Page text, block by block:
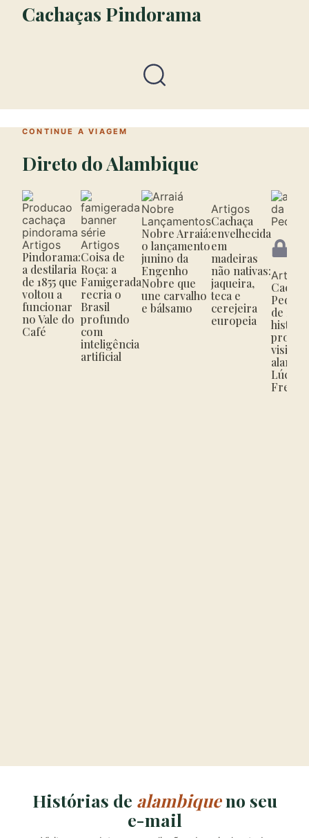
Cachaças Pindorama
CONTINUE A VIAGEM
Direto do Alambique
Artigos
Pindorama:
a destilaria
de 1855 que
voltou a
funcionar
no Vale do
Café
Artigos
Coisa de
Roça: a
Famigerada
recria o
Brasil
profundo
com
inteligência
artificial
Lançamentos
Nobre Arraiá:
o lançamento
junino da
Engenho
Nobre que
une carvalho
e bálsamo
Artigos
Cachaça
envelhecida
em
madeiras
não nativas:
jaqueira,
teca e
cerejeira
europeia
Artigos
Pedra
de
Lúcio
Freire
Histórias de alambiqueno seu
e-mail